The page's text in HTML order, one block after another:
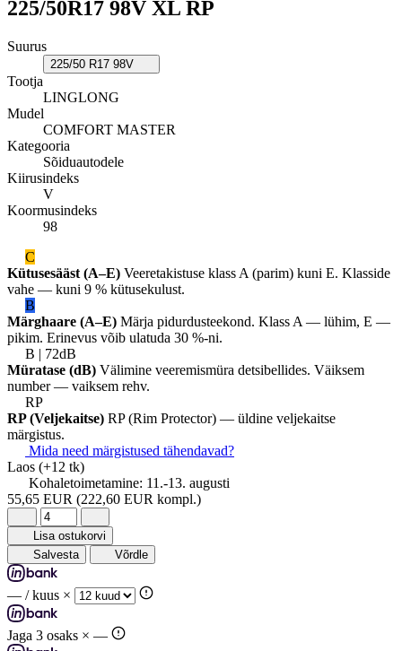
225/50R17 98V XL RP
Suurus
225/50 R17 98V
Tootja
LINGLONG
Mudel
COMFORT MASTER
Kategooria
Sõiduautodele
Kiirusindeks
V
Koormusindeks
98
C
Kütusesääst (A–E) Veeretakistuse klass A (parim) kuni E. Klasside
vahe — kuni 9 % kütusekulust.
B
Märghaare (A–E) Märja pidurdusteekond. Klass A — lühim, E —
pikim. Erinevus võib ulatuda 30 %-ni.
B | 72dB
Müratase (dB) Välimine veeremismüra detsibellides. Väiksem
number — vaiksem rehv.
RP
RP (Veljekaitse) RP (Rim Protector) — üldine veljekaitse
märgistus.
Mida need märgistused tähendavad?
Laos (+12 tk)
Kohaletoimetamine: 11.-13. augusti
55,65 EUR (222,60 EUR kompl.)
Lisa ostukorvi
Salvesta
Võrdle
— / kuus ×
Jaga 3 osaks × —